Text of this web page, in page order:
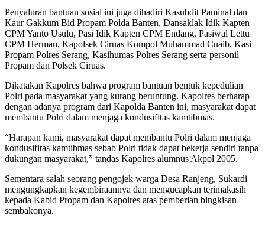
Penyaluran bantuan sosial ini juga dihadiri Kasubdit Paminal dan
Kaur Gakkum Bid Propam Polda Banten, Dansaklak Idik Kapten
CPM Yanto Usulu, Pasi Idik Kapten CPM Endang, Pasiwal Lettu
CPM Herman, Kapolsek Ciruas Kompol Muhammad Cuaib, Kasi
Propam Polres Serang, Kasihumas Polres Serang serta personil
Propam dan Polsek Ciruas.
Dikatakan Kapolres bahwa program bantuan bentuk kepedulian
Polri pada masyarakat yang kurang beruntung. Kapolres berharap
dengan adanya program dari Kapolda Banten ini, masyarakat dapat
membantu Polri dalam menjaga kondusifitas kamtibmas.
“Harapan kami, masyarakat dapat membantu Polri dalam menjaga
kondusifitas kamtibmas sebab Polri tidak dapat bekerja sendiri tanpa
dukungan masyarakat,” tandas Kapolres alumnus Akpol 2005.
Sementara salah seorang pengojek warga Desa Ranjeng, Sukardi
mengungkapkan kegembiraannya dan mengucapkan terimakasih
kepada Kabid Propam dan Kapolres atas pemberian bingkisan
sembakonya.